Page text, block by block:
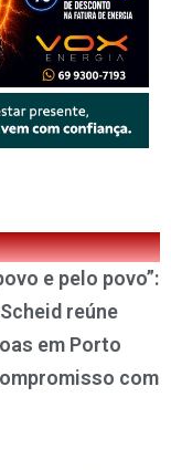
e pelo povo”:
reúne
em Porto
com